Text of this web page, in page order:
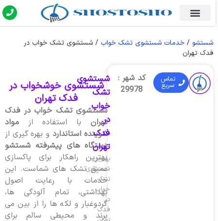
شستشو/ خدمات شستشوی تشک خواب/ شستشوی تشک خواب در
فدک تهران
شستشوی خوشخواب در
فدک تهران
شستشوی تشک خواب در فدک
تهران
با استفاده از
مواد
شوینده استانداردو بهره گیری از
دستگاه های پیشرفته شستشو
بهترین راهکار برای پاکسازی
عمیق تشک های شماست. این
خدمات با رعایت اصول
بهداشتی، تمام آلودگی ها،
گردوغبار و لکه ها را از بین می
برند و محیطی سالم برای
تماس
سریع
کد شهر :
29978
شستشوی
تشک
خواب
در
فدک
تهران
بهترین
شستشوی
تشک
خواب
در
فدک